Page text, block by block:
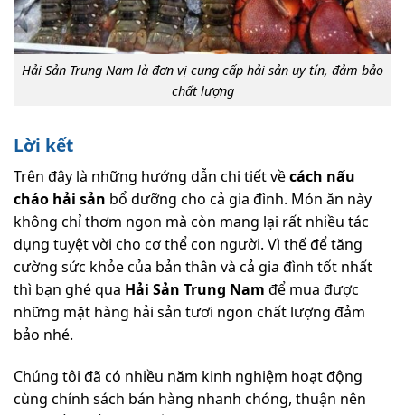
Hải Sản Trung Nam là đơn vị cung cấp hải sản uy tín, đảm bảo
chất lượng
Lời kết
Trên đây là những hướng dẫn chi tiết vềcách nấu
cháo hải sản bổ dưỡng cho cả gia đình. Món ăn này
không chỉ thơm ngon mà còn mang lại rất nhiều tác
dụng tuyệt vời cho cơ thể con người. Vì thế để tăng
cường sức khỏe của bản thân và cả gia đình tốt nhất
thì bạn ghé qua Hải Sản Trung Nam để mua được
những mặt hàng hải sản tươi ngon chất lượng đảm
bảo nhé.
Chúng tôi đã có nhiều năm kinh nghiệm hoạt động
cùng chính sách bán hàng nhanh chóng, thuận nên